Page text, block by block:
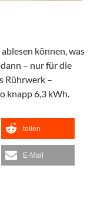
können, was
– nur für die
Rührwerk –
knapp 6,3 kWh.
teilen
E-Mail